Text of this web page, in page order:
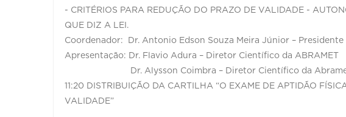
- CRITÉRIOS PARA REDUÇÃO DO PRAZO DE VALIDADE -
QUE DIZ A LEI.
Coordenador: Dr. Antonio Edson Souza Meira Júnior – Presidente
Apresentação: Dr. Flavio Adura – Diretor Científico da ABRAMET
Dr. Alysson Coimbra – Diretor Científico da Abramet-
11:20 DISTRIBUIÇÃO DA CARTILHA “O EXAME DE APTIDÃO
VALIDADE”